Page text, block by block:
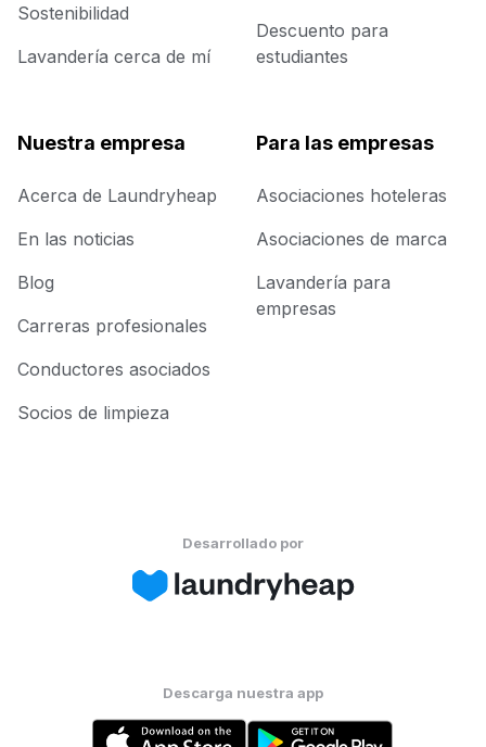
Sostenibilidad
Lavandería cerca de mí
Descuento para
estudiantes
Nuestra empresa
Acerca de Laundryheap
En las noticias
Blog
Carreras profesionales
Conductores asociados
Socios de limpieza
Para las empresas
Asociaciones hoteleras
Asociaciones de marca
Lavandería para
empresas
Desarrollado por
Descarga nuestra app